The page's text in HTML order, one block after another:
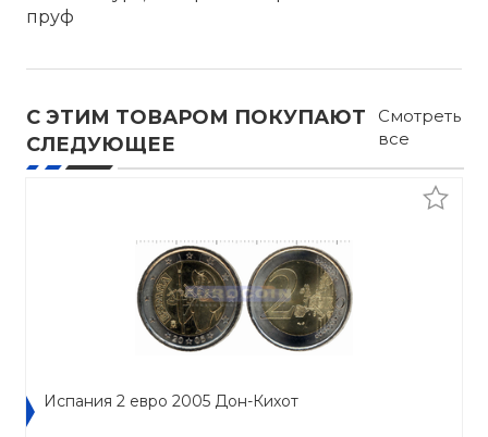
пруф
С ЭТИМ ТОВАРОМ ПОКУПАЮТ
СЛЕДУЮЩЕЕ
Смотреть
все
Испания 2 евро 2005 Дон-Кихот